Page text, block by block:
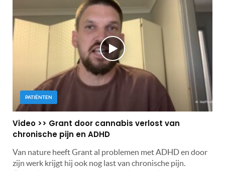
PATIËNTEN
Video >> Grant door cannabis verlost van
chronische pijn en ADHD
Van nature heeft Grant al problemen met ADHD en door
zijn werk krijgt hij ook nog last van chronische pijn.